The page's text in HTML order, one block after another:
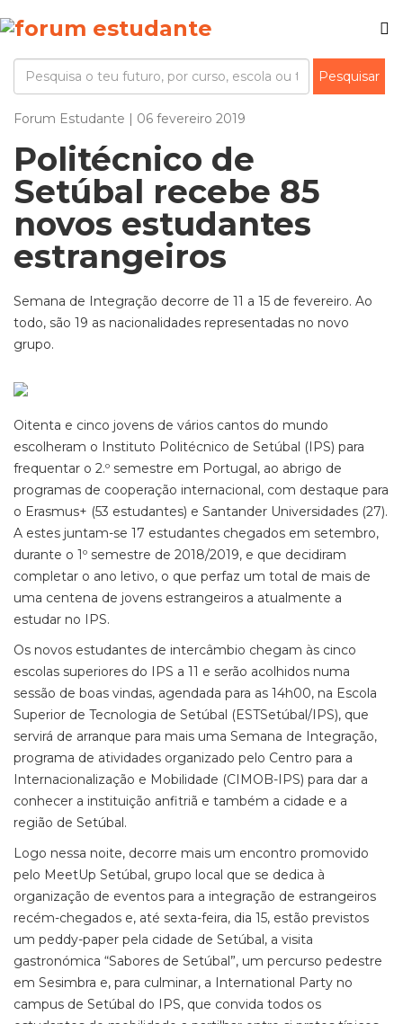
Forum Estudante | 06 fevereiro 2019
Politécnico de
Setúbal recebe 85
novos estudantes
estrangeiros
Semana de Integração decorre de 11 a 15 de fevereiro. Ao
todo, são 19 as nacionalidades representadas no novo
grupo.
Oitenta e cinco jovens de vários cantos do mundo
escolheram o Instituto Politécnico de Setúbal (IPS) para
frequentar o 2.º semestre em Portugal, ao abrigo de
programas de cooperação internacional, com destaque para
o Erasmus+ (53 estudantes) e Santander Universidades (27).
A estes juntam-se 17 estudantes chegados em setembro,
durante o 1º semestre de 2018/2019, e que decidiram
completar o ano letivo, o que perfaz um total de mais de
uma centena de jovens estrangeiros a atualmente a
estudar no IPS.
Os novos estudantes de intercâmbio chegam às cinco
escolas superiores do IPS a 11 e serão acolhidos numa
sessão de boas vindas, agendada para as 14h00, na Escola
Superior de Tecnologia de Setúbal (ESTSetúbal/IPS), que
servirá de arranque para mais uma Semana de Integração,
programa de atividades organizado pelo Centro para a
Internacionalização e Mobilidade (CIMOB-IPS) para dar a
conhecer a instituição anfitriã e também a cidade e a
região de Setúbal.
Logo nessa noite, decorre mais um encontro promovido
pelo MeetUp Setúbal, grupo local que se dedica à
organização de eventos para a integração de estrangeiros
recém-chegados e, até sexta-feira, dia 15, estão previstos
um peddy-paper pela cidade de Setúbal, a visita
gastronómica “Sabores de Setúbal”, um percurso pedestre
em Sesimbra e, para culminar, a International Party no
campus de Setúbal do IPS, que convida todos os